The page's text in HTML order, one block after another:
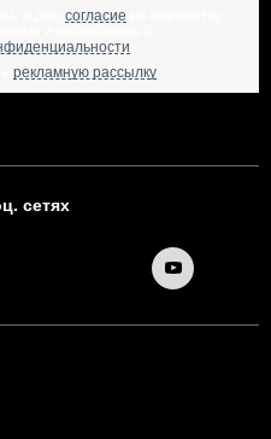
согласие
рекламную рассылку
сетях